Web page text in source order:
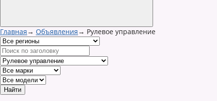
Главная→ Объявления→ Рулевое управление